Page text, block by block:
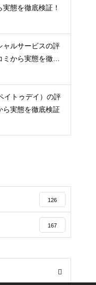
態を徹底検証！
ャルサービスの評
ミから実態を徹底
イトゥデイ）の評
ら実態を徹底検証
126
167